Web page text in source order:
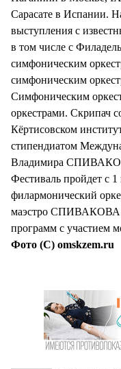
Сарасате в
выступления с
в том числе с
симфоническим
симфоническим
Симфоническим
оркестрами. Скрипач
Кёртисовском
стипендиатом
Владимира
Фестиваль пройдет с
филармонический
маэстро СПИВАКОВА
программ с участием
Фото (С) omskzem.ru